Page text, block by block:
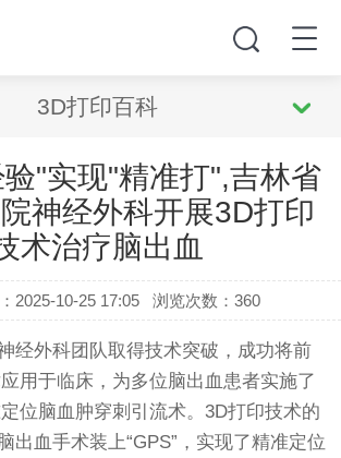
3D打印百科
"实现"精准打",吉林省
神经外科开展3D打印
术治疗脑出血
2025-10-25 17:05 浏览次数：360
经外科团队取得技术突破，成功将前
用于临床，为多位脑出血患者实施了
位脑血肿穿刺引流术。3D打印技术的
出血手术装上“GPS”，实现了精准定位